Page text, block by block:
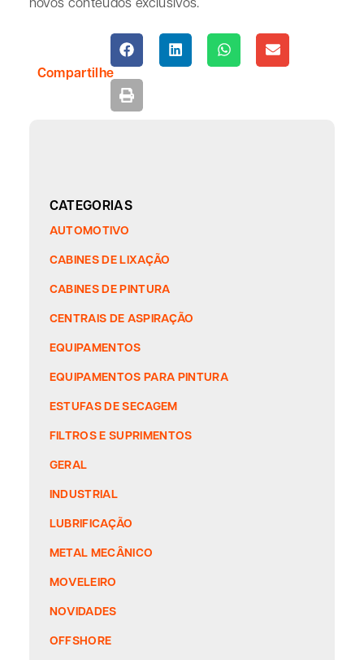
Compartilhe
CATEGORIAS
AUTOMOTIVO
CABINES DE LIXAÇÃO
CABINES DE PINTURA
CENTRAIS DE ASPIRAÇÃO
EQUIPAMENTOS
EQUIPAMENTOS PARA PINTURA
ESTUFAS DE SECAGEM
FILTROS E SUPRIMENTOS
GERAL
INDUSTRIAL
LUBRIFICAÇÃO
METAL MECÂNICO
MOVELEIRO
NOVIDADES
OFFSHORE